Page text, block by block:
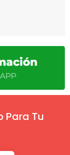
Para Tu